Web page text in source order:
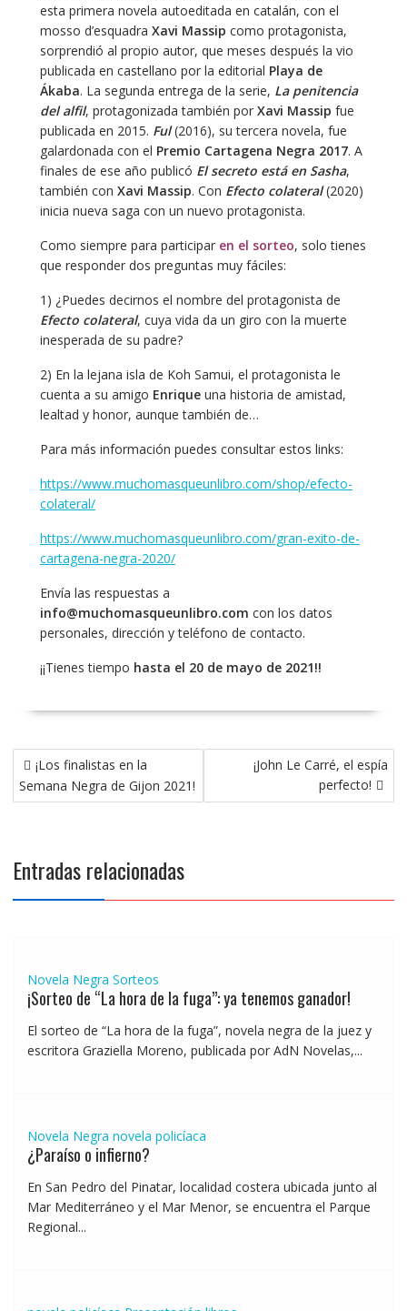
esta primera novela autoeditada en catalán, con el
mosso d’esquadra Xavi Massip como protagonista,
sorprendió al propio autor, que meses después la vio
publicada en castellano por la editorial Playa de
Ákaba. La segunda entrega de la serie, La penitencia
del alfil, protagonizada también por Xavi Massip fue
publicada en 2015. Ful (2016), su tercera novela, fue
galardonada con el Premio Cartagena Negra 2017. A
finales de ese año publicó El secreto está en Sasha,
también con Xavi Massip. Con Efecto colateral(2020)
inicia nueva saga con un nuevo protagonista.
Como siempre para participar en el sorteo, solo tienes
que responder dos preguntas muy fáciles:
1) ¿Puedes decirnos el nombre del protagonista de
Efecto colateral, cuya vida da un giro con la muerte
inesperada de su padre?
2) En la lejana isla de Koh Samui, el protagonista le
cuenta a su amigo Enriqueuna historia de amistad,
lealtad y honor, aunque también de…
Para más información puedes consultar estos links:
https://www.muchomasqueunlibro.com/shop/efecto-
colateral/
https://www.muchomasqueunlibro.com/gran-exito-de-
cartagena-negra-2020/
Envía las respuestas a
info@muchomasqueunlibro.com con los datos
personales, dirección y teléfono de contacto.
¡¡Tienes tiempo hasta el 20 de mayo de 2021!!
Navegación
de
entradas
¡Los finalistas en la
Semana Negra de Gijon 2021!
¡John Le Carré, el espía
perfecto!
Entradas relacionadas
Novela Negra Sorteos
¡Sorteo de “La hora de la fuga”: ya tenemos ganador!
El sorteo de “La hora de la fuga”, novela negra de la juez y
escritora Graziella Moreno, publicada por AdN Novelas,...
Novela Negra novela policíaca
¿Paraíso o infierno?
En San Pedro del Pinatar, localidad costera ubicada junto al
Mar Mediterráneo y el Mar Menor, se encuentra el Parque
Regional...